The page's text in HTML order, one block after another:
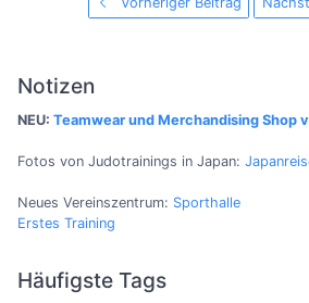
Notizen
NEU: Teamwear und Merchandising Shop
Fotos von Judotrainings in Japan:
Neues Vereinszentrum: Sporthalle
Erstes Training
Häufigste Tags